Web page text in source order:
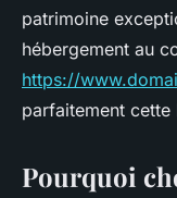
patrimoine
hébergement au
https://
parfaitement cette
Pourquoi